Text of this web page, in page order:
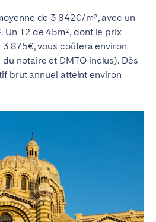
de 3 842€/m², avec un
Un T2 de 45m², dont le prix
3 875€, vous coûtera environ
notaire et DMTO inclus). Dès
brut annuel atteint environ